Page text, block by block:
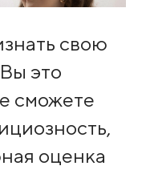
свою
это
сможете
оценка